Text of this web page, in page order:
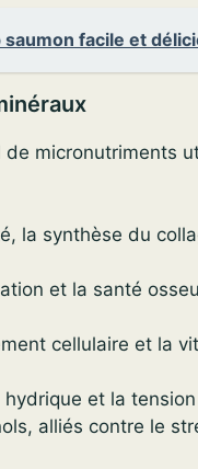
facile et
micronutriments
la synthèse du
et la santé
cellulaire et la
hydrique et la
alliés contre le